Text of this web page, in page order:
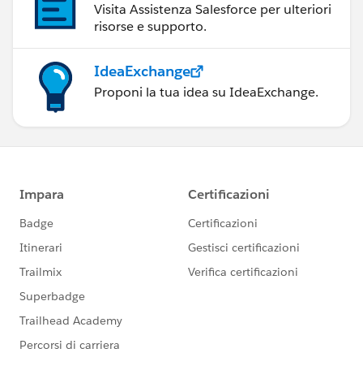
Visita Assistenza Salesforce per ulteriori
risorse e supporto.
IdeaExchange
Proponi la tua idea su IdeaExchange.